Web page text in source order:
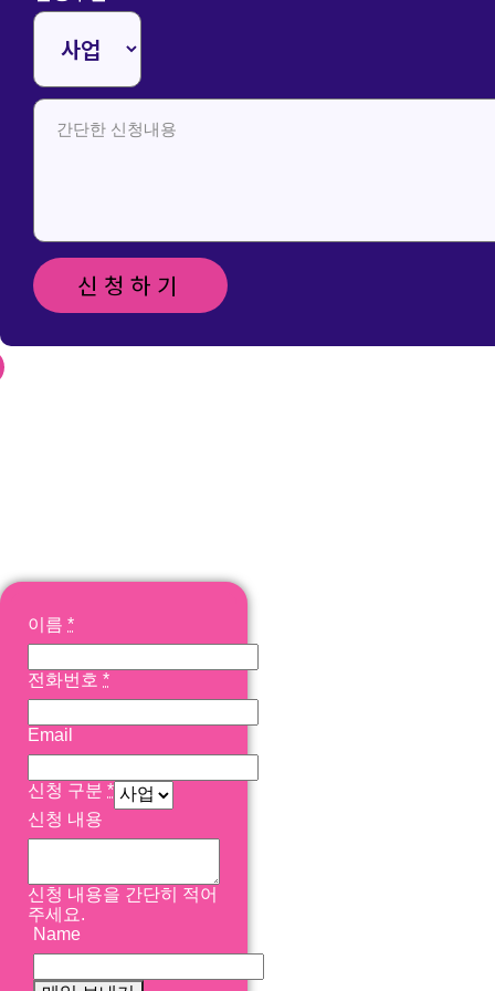
신청하기
이름 *
전화번호 *
Email
신청 구분 *
신청 내용
신청 내용을 간단히 적어
주세요.
Name